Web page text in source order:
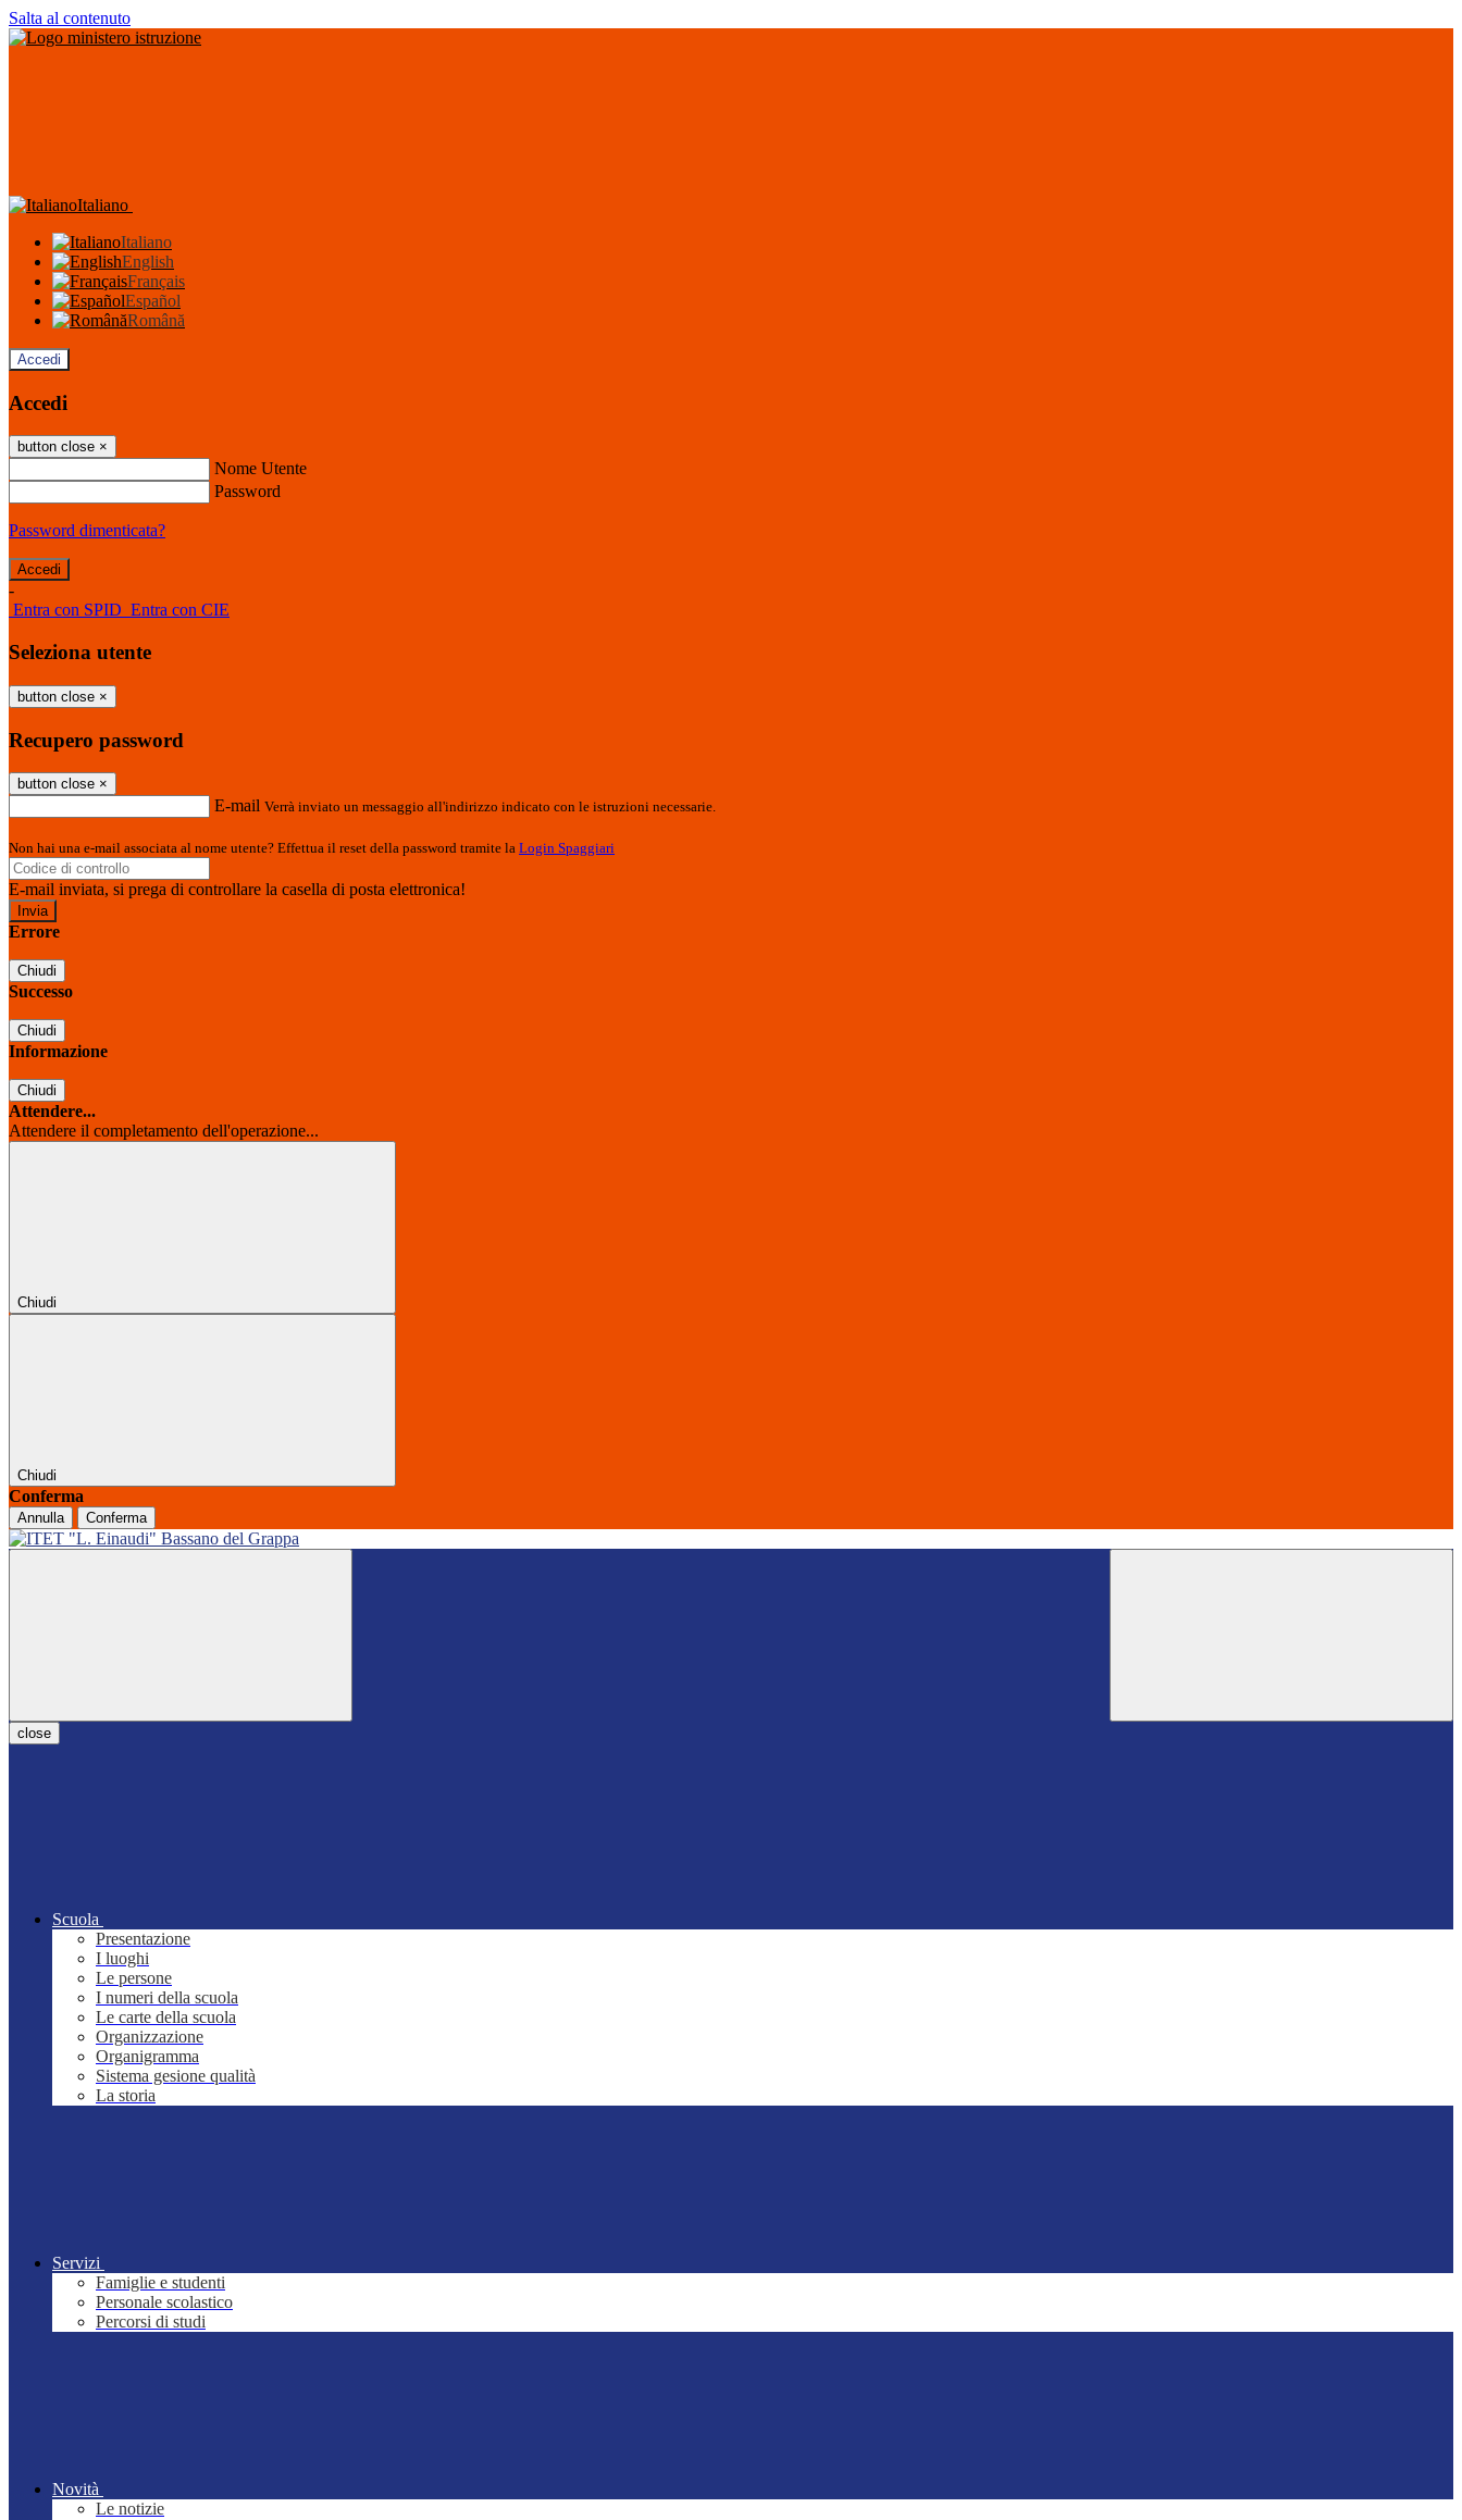
Salta al contenuto
Italiano
Italiano
English
Français
Español
Română
Accedi
Accedi
button close ×
Nome Utente
Password
Password dimenticata?
-
Entra con SPID Entra con CIE
Seleziona utente
button close ×
Recupero password
button close ×
E-mail Verrà inviato un messaggio all'indirizzo indicato con le istruzioni necessarie.
Non hai una e-mail associata al nome utente? Effettua il reset della password tramite la Login Spaggiari
E-mail inviata, si prega di controllare la casella di posta elettronica!
Errore
Chiudi
Successo
Chiudi
Informazione
Chiudi
Attendere...
Attendere il completamento dell'operazione...
Chiudi
Chiudi
Conferma
Annulla Conferma
close
Scuola
Presentazione
I luoghi
Le persone
I numeri della scuola
Le carte della scuola
Organizzazione
Organigramma
Sistema gesione qualità
La storia
Servizi
Famiglie e studenti
Personale scolastico
Percorsi di studi
Novità
Le notizie